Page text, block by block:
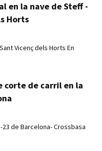
en la nave de Steff -
Horts
Vicenç dels Horts En
corte de carril en la
de Barcelona- Crossbasa